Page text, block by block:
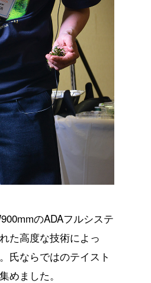
のADAフルシステ
た高度な技術によっ
氏ならではのテイスト
ました。